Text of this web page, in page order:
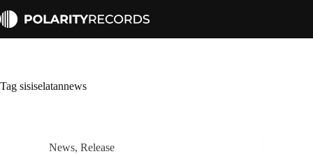
to
content
Tag sisiselatannews
News, Release